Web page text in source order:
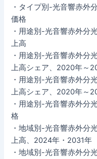
・タイプ別-光音響赤外
価格
・用途別-光音響赤外分
上高
・用途別-光音響赤外分
上高シェア、2020年～
・用途別-光音響赤外分
上高シェア、2020年～
・用途別-光音響赤外分
格
・地域別-光音響赤外分
上高、2024年・2031年
・地域別-光音響赤外分